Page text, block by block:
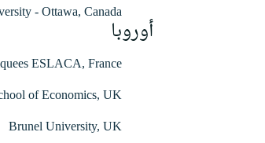
- Ottawa, Canada
أوروبا
ESLACA, France
of Economics, UK
Brunel University, UK